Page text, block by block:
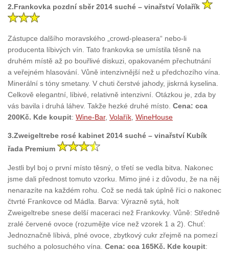
2.Frankovka pozdní sběr 2014 suché – vinařství Volařík
Zástupce dalšího moravského „crowd-pleasera“ nebo-li
producenta líbivých vín. Tato frankovka se umístila těsně na
druhém místě až po bouřlivé diskuzi, opakovaném přechutnání
a veřejném hlasování. Vůně intenzivnější než u předchozího vína.
Minerální s tóny smetany. V chuti čerstvé jahody, jiskrná kyselina.
Celkově elegantní, líbivé, relativně intenzivní. Otázkou je, zda by
vás bavila i druhá láhev. Takže hezké druhé místo. Cena: cca
200Kč. Kde koupit: Wine-Bar, Volařík, WineHouse
3.Zweigeltrebe rosé kabinet 2014 suché – vinařství Kubík
řada Premium
Jestli byl boj o první místo těsný, o třetí se vedla bitva. Nakonec
jsme dali přednost tomuto vzorku. Mimo jiné i z důvodu, že na něj
nenarazíte na každém rohu. Což se nedá tak úplně říci o nakonec
čtvrté Frankovce od Mádla. Barva: Výrazně sytá, holt
Zweigeltrebe snese delší maceraci než Frankovky. Vůně: Středně
zralé červené ovoce (rozumějte více než vzorek 1 a 2). Chuť:
Jednoznačně líbivá, plné ovoce, zbytkový cukr zřejmě na pomezí
suchého a polosuchého vína. Cena: cca 165Kč. Kde koupit: